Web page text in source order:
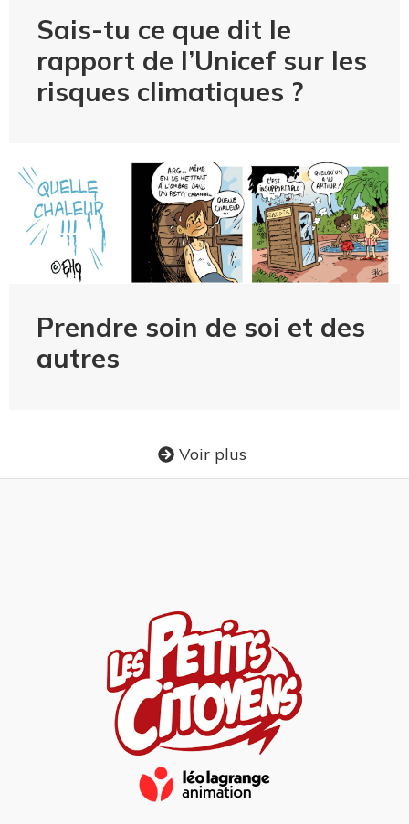
Sais-tu ce que dit le
rapport de l’Unicef sur les
risques climatiques ?
Prendre soin de soi et des
autres
Voir plus